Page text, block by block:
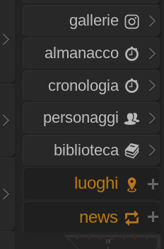
gallerie
almanacco
cronologia
personaggi
biblioteca
luoghi
news